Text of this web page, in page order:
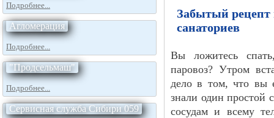
Подробнее...
Агломерация
Подробнее...
"Продсельмаш"
Подробнее...
Сервисная служба Сибири 059
Забытый рецепт
санаториев
Вы ложитесь
паровоз? Утром
дело в том, что вы
знали один простой
сосудам и всему